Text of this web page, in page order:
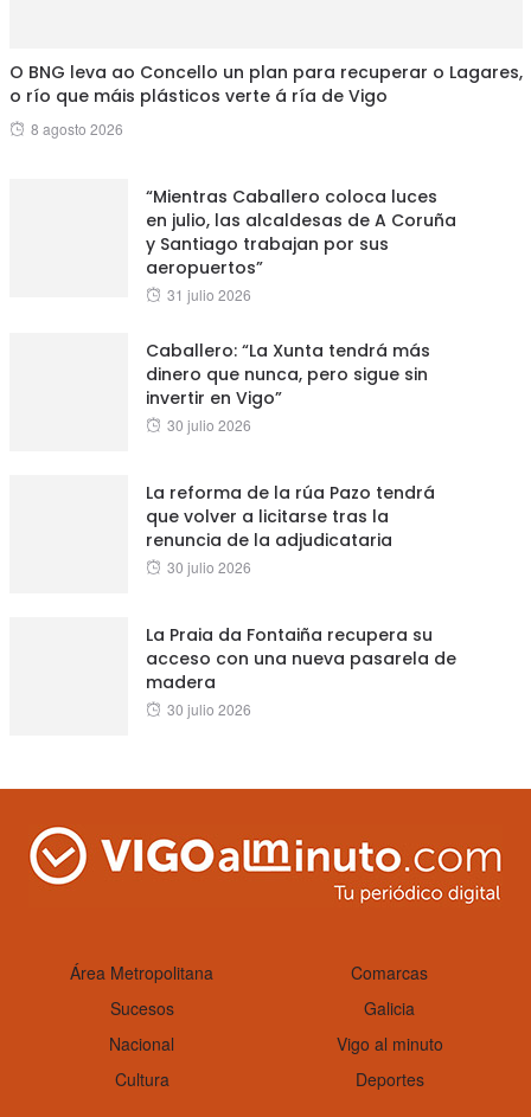
O BNG leva ao Concello un plan para recuperar o Lagares,
o río que máis plásticos verte á ría de Vigo
Posted
8 agosto 2026
“Mientras Caballero coloca luces
en julio, las alcaldesas de A Coruña
y Santiago trabajan por sus
aeropuertos”
Posted
31 julio 2026
Caballero: “La Xunta tendrá más
dinero que nunca, pero sigue sin
invertir en Vigo”
Posted
30 julio 2026
La reforma de la rúa Pazo tendrá
que volver a licitarse tras la
renuncia de la adjudicataria
Posted
30 julio 2026
La Praia da Fontaiña recupera su
acceso con una nueva pasarela de
madera
Posted
30 julio 2026
Área Metropolitana
Comarcas
Sucesos
Galicia
Nacional
Vigo al minuto
Cultura
Deportes